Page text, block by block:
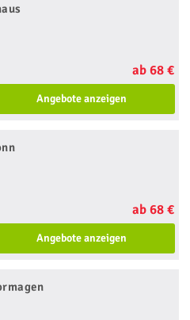
ab 68 €
Angebote anzeigen
ab 68 €
Angebote anzeigen